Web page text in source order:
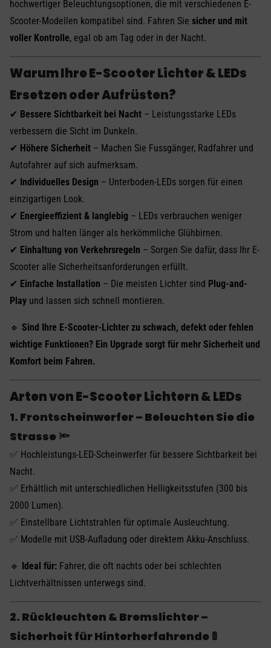
hochwertiger Beleuchtungsoptionen, die mit verschiedenen E-
Scooter-Modellen kompatibel sind. Fahren Sie sicher und mit
voller Kontrolle, egal ob am Tag oder in der Nacht.
Warum Ihre E-Scooter Lichter & LEDs
Ersetzen oder Aufrüsten?
✔ Bessere Sichtbarkeit bei Nacht – Leistungsstarke LEDs
verbessern die Sicht im Dunkeln.
✔ Höhere Sicherheit – Machen Sie Fussgänger, Radfahrer und
Autofahrer auf sich aufmerksam.
✔ Individuelles Design – Unterboden-LEDs sorgen für einen
einzigartigen Look.
✔ Energieeffizient & langlebig – LEDs verbrauchen weniger
Strom und halten länger als herkömmliche Glühbirnen.
✔ Einhaltung von Verkehrsregeln – Sorgen Sie dafür, dass Ihr E-
Scooter alle Sicherheitsanforderungen erfüllt.
✔ Einfache Installation – Die meisten Lichter sind Plug-and-
Play und lassen sich schnell montieren.
🔹 Sind Ihre E-Scooter-Lichter zu schwach, defekt oder fehlen
wichtige Funktionen? Ein Upgrade sorgt für mehr Sicherheit und
Komfort beim Fahren.
Arten von E-Scooter Lichtern & LEDs
1. Frontscheinwerfer – Beleuchten Sie die
Strasse 🔦
✅ Hochleistungs-LED-Scheinwerfer für bessere Sichtbarkeit bei
Nacht.
✅ Erhältlich mit unterschiedlichen Helligkeitsstufen (300 bis
2000 Lumen).
✅ Einstellbare Lichtstrahlen für optimale Ausleuchtung.
✅ Modelle mit USB-Aufladung oder direktem Akku-Anschluss.
🔹 Ideal für: Fahrer, die oft nachts oder bei schlechten
Lichtverhältnissen unterwegs sind.
2. Rückleuchten & Bremslichter –
Sicherheit für Hinterherfahrende 🚦